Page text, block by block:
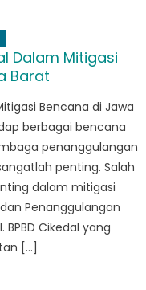
Penting
Dalam Mitigasi
Barat
Bencana di Jawa
berbagai bencana
penanggulangan
penting. Salah
dalam mitigasi
Penanggulangan
BPBD Cikedal yang
[…]